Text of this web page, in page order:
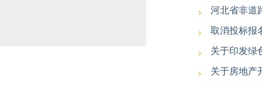
河北省非道
取消投标报
关于印发绿
关于房地产